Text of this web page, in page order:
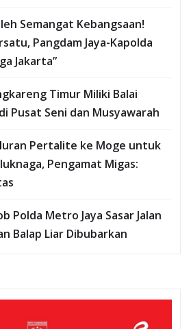
Semangat Kebangsaan!
Pangdam Jaya-Kapolda
Jakarta”
Timur Miliki Balai
Pusat Seni dan Musyawarah
Pertalite ke Moge untuk
Pengamat Migas:
Polda Metro Jaya Sasar Jalan
Balap Liar Dibubarkan